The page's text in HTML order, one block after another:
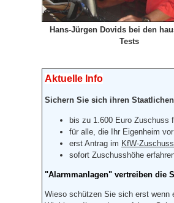
Hans-Jürgen Dovids bei den
Tests
Aktuelle Info
Sichern Sie sich ihren
bis zu 1.600 Euro Zuschuss
für alle, die Ihr Eigen­heim
erst Antrag im KfW-
sofort Zuschuss­höhe
"Alarmmanlagen" vertreiben die
Wieso schützen Sie sich erst wenn